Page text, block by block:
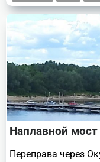
Наплавной мост
Переправа через